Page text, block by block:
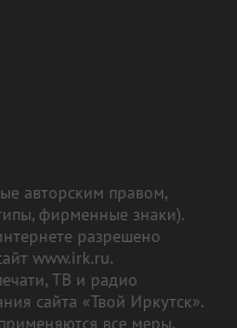
авторским правом,
фирменные знаки).
разрешено
www.irk.ru.
ТВ и радио
сайта «Твой Иркутск».
все меры,